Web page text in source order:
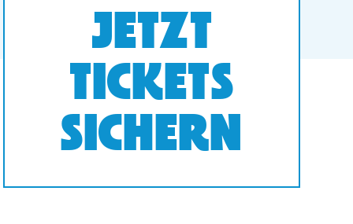
JETZT
TICKETS
SICHERN